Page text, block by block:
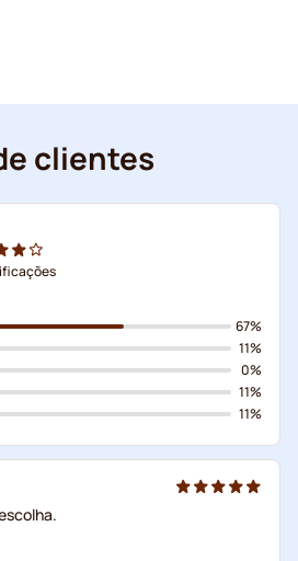
clientes
67%
11%
0%
11%
11%